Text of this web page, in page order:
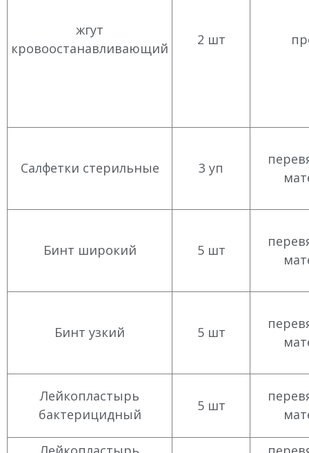
жгут
кровоостанавливающий
2 шт
Салфетки стерильные 3 уп
Бинт широкий 5 шт
Бинт узкий 5 шт
Лейкопластырь
бактерицидный
5 шт